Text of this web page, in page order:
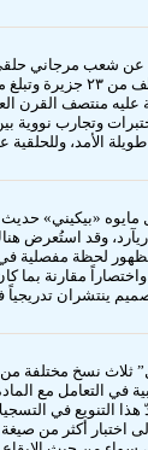
عن شعب مرجاني
عليه منتصف القرن
قُدِّم أول مايوه
وقد استُعرض
لحظة مفصلية في
مقارنة بما
نسخ مختلفة من
في التعامل مع
التنويع في
أكثر من صيغة